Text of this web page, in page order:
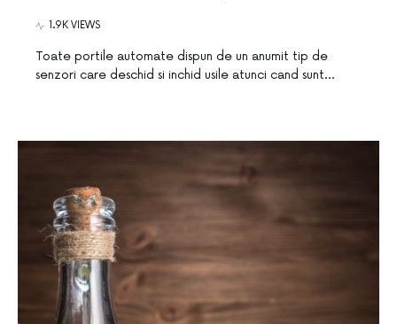
1.9K VIEWS
Toate portile automate dispun de un anumit tip de
senzori care deschid si inchid usile atunci cand sunt…